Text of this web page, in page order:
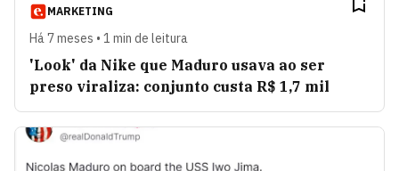
MARKETING
Há 7 meses • 1 min de leitura
'Look' da Nike que Maduro usava ao ser
preso viraliza: conjunto custa R$ 1,7 mil